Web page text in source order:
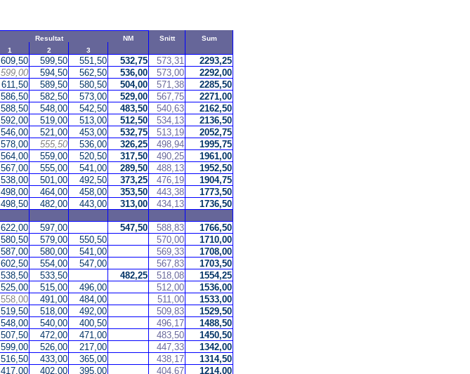
Resultat NM Snitt
Sum
1
2
3
609,50 599,50 551,50 532,75 573,31 2293,25
599,00 594,50 562,50 536,00 573,00 2292,00
611,50 589,50 580,50 504,00 571,38 2285,50
586,50 582,50 573,00 529,00 567,75 2271,00
588,50 548,00 542,50 483,50 540,63 2162,50
592,00 519,00 513,00 512,50 534,13 2136,50
546,00 521,00 453,00 532,75 513,19 2052,75
578,00 555,50 536,00 326,25 498,94 1995,75
564,00 559,00 520,50 317,50 490,25 1961,00
567,00 555,00 541,00 289,50 488,13 1952,50
538,00 501,00 492,50 373,25 476,19 1904,75
498,00 464,00 458,00 353,50 443,38 1773,50
498,50 482,00 443,00 313,00 434,13 1736,50
622,00 597,00 547,50 588,83 1766,50
580,50 579,00 550,50 570,00 1710,00
587,00 580,00 541,00 569,33 1708,00
602,50 554,00 547,00 567,83 1703,50
538,50 533,50 482,25 518,08 1554,25
525,00 515,00 496,00 512,00 1536,00
558,00 491,00 484,00 511,00 1533,00
519,50 518,00 492,00 509,83 1529,50
548,00 540,00 400,50 496,17 1488,50
507,50 472,00 471,00 483,50 1450,50
599,00 526,00 217,00 447,33 1342,00
516,50 433,00 365,00 438,17 1314,50
417,00 402,00 395,00 404,67 1214,00